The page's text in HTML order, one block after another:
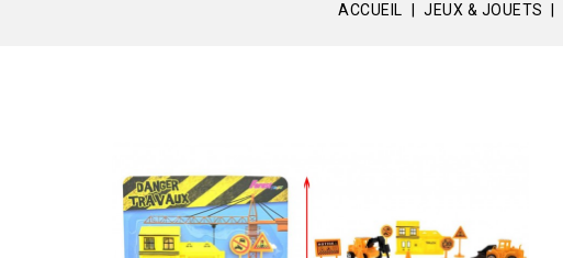
ACCUEIL JEUX & JOUETS